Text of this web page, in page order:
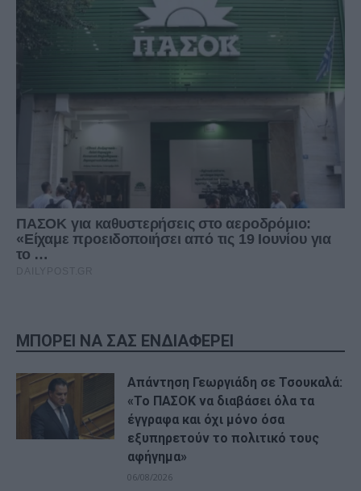
ΜΠΟΡΕΙ ΝΑ ΣΑΣ ΕΝΔΙΑΦΕΡΕΙ
Απάντηση Γεωργιάδη σε Τσουκαλά:
«Το ΠΑΣΟΚ να διαβάσει όλα τα
έγγραφα και όχι μόνο όσα
εξυπηρετούν το πολιτικό τους
αφήγημα»
06/08/2026